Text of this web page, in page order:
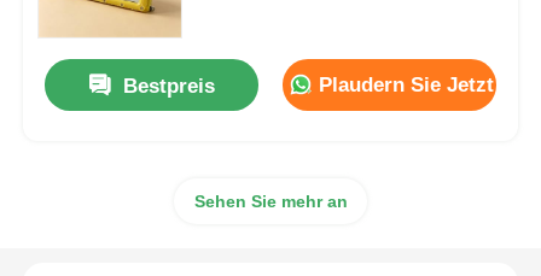
Explosionsgeschützte Box
Bestpreis Plaudern Sie Jetzt
Sehen Sie mehr an